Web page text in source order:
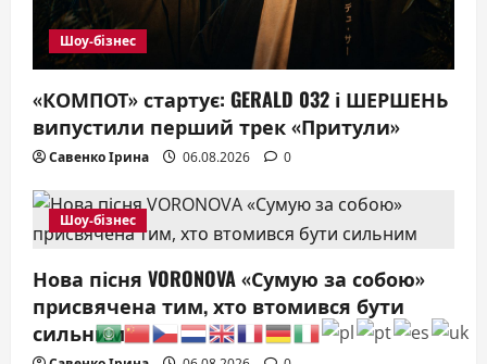
Шоу-бізнес
«КОМПОТ» стартує: GERALD 032 і ШЕРШЕНЬ
випустили перший трек «Притули»
Савенко Ірина 06.08.2026 0
Шоу-бізнес
Нова пісня VORONOVA «Сумую за собою»
присвячена тим, хто втомився бути
сильним